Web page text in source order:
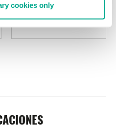
cookies only
Correo electrónico